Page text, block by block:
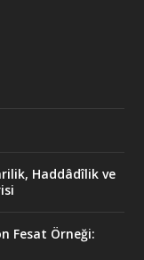
Haddâdîlik ve
Fesat Örneği: